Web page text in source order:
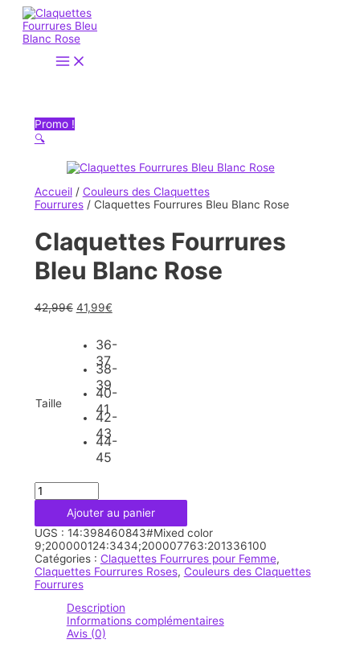
Aller
contenu
Main
Menu
Promo !
🔍
Accueil/ Couleurs des Claquettes
Fourrures/ Claquettes Fourrures Bleu Blanc Rose
Claquettes Fourrures
Bleu Blanc Rose
42,99€ 41,99€
Taille
36-
37
38-
39
40-
41
42-
43
44-
45
quantité
de
Claquettes
Fourrures
Bleu
Blanc
Rose
Ajouter au panier
UGS : 14:398460843#Mixed color
9;200000124:3434;200007763:201336100
Catégories : Claquettes Fourrures pour Femme,
Claquettes Fourrures Roses, Couleurs des Claquettes
Fourrures
Description
Informations complémentaires
Avis (0)